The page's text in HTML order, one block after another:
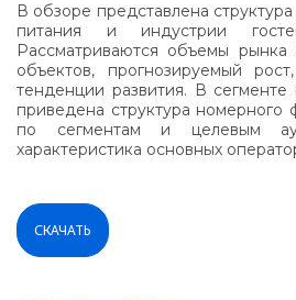
В обзоре представлена
питания и индустрии
Рассматриваются объемы
объектов, прогнозируемый
тенденции развития. В сегменте
приведена структура номерного
по сегментам и целевым
характеристика основных
СКАЧАТЬ